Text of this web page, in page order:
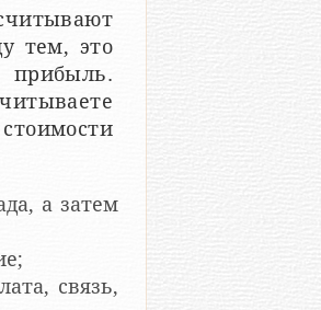
тем, это
а затем
связь,